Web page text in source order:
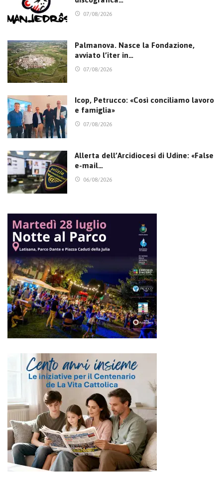
07/08/2026
Palmanova. Nasce la Fondazione,
avviato l’iter in…
07/08/2026
Icop, Petrucco: «Così conciliamo lavoro
e famiglia»
07/08/2026
Allerta dell’Arcidiocesi di Udine: «False
e-mail…
06/08/2026